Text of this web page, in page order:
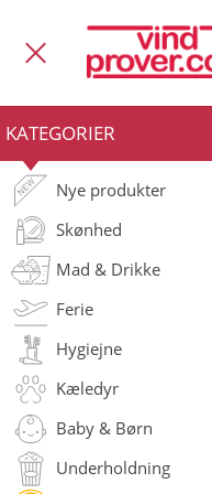
KATEGORIER
Nye produkter
Skønhed
Mad & Drikke
Ferie
Hygiejne
Kæledyr
Baby & Børn
Underholdning